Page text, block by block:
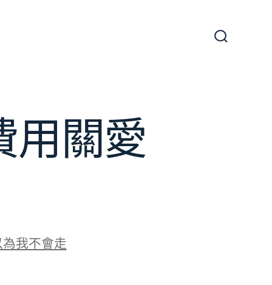
用關愛
我不會走